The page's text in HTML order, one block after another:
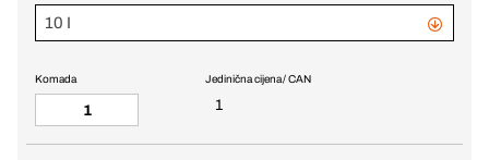
10 I
Jedinična cijena / CAN
1
Komada